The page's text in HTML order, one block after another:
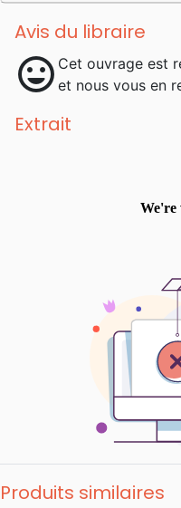
Avis du libraire
mood Cet ouvrage est
et nous vous en
Extrait
Produits similaires